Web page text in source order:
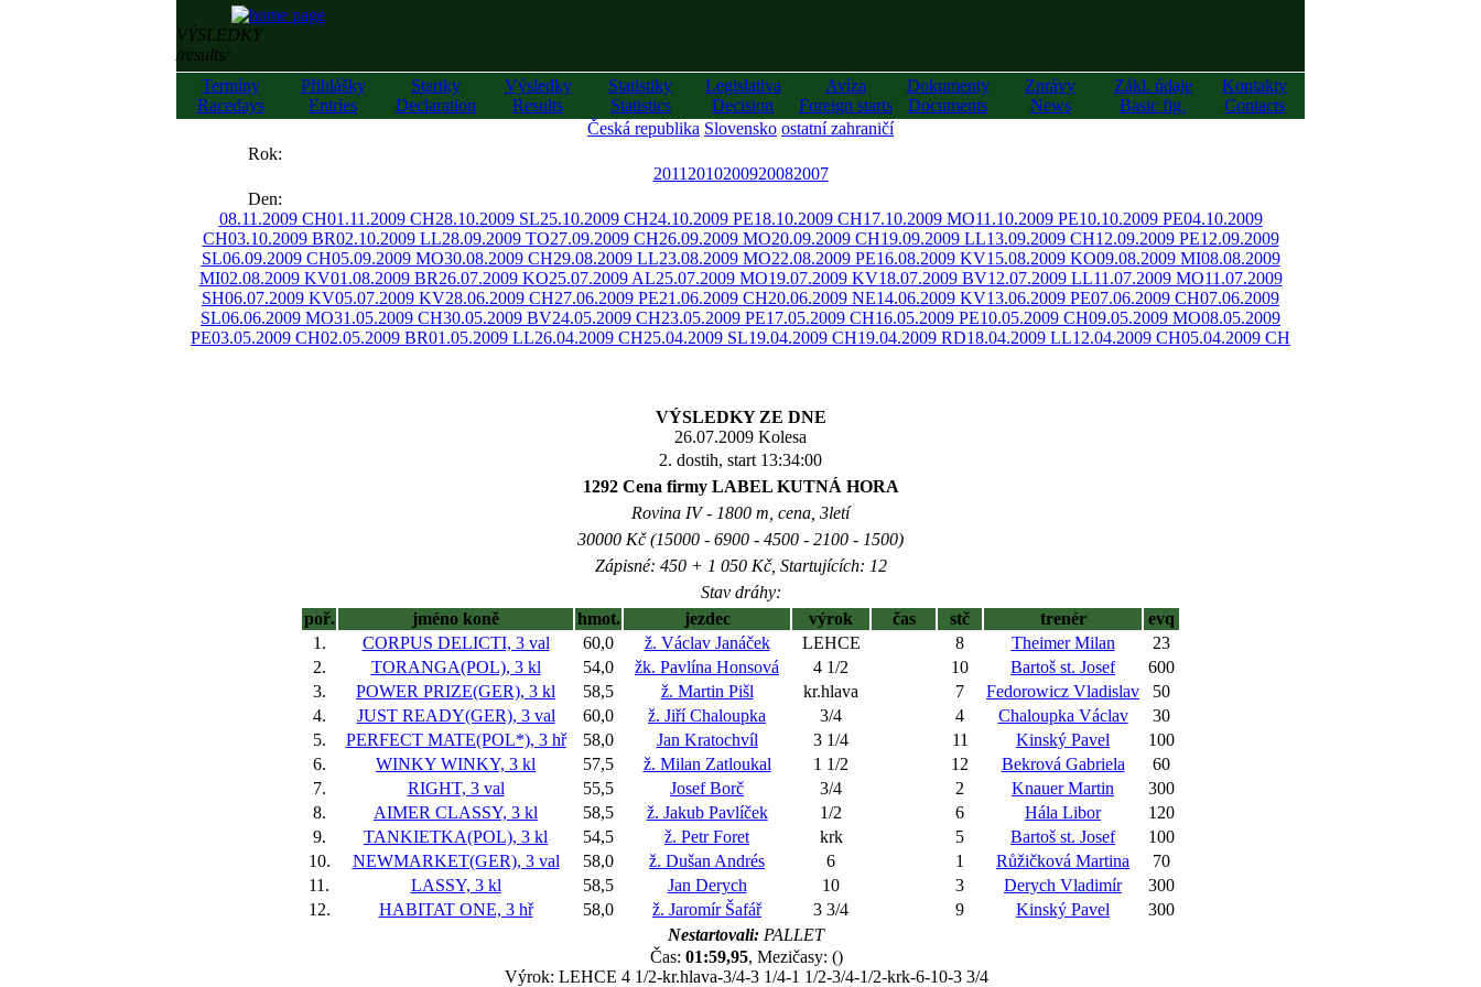
VÝSLEDKY
/results/
Termíny
Racedays
Přihlášky
Entries
Startky
Declaration
Výsledky
Results
Statistiky
Statistics
Legislativa
Decision
Avíza
Foreign starts
Dokumenty
Documents
Zprávy
News
Zákl. údaje
Basic fig.
Kontakty
Contacts
Česká republika Slovensko ostatní zahraničí
Rok:
2011 2010200920082007
Den:
08.11.2009 CH01.11.2009 CH28.10.2009 SL25.10.2009 CH24.10.2009 PE18.10.2009 CH17.10.2009 MO11.10.2009 PE10.10.2009 PE04.10.2009
CH03.10.2009 BR02.10.2009 LL28.09.2009 TO27.09.2009 CH26.09.2009 MO20.09.2009 CH19.09.2009 LL13.09.2009 CH12.09.2009 PE12.09.2009
SL06.09.2009 CH05.09.2009 MO30.08.2009 CH29.08.2009 LL23.08.2009 MO22.08.2009 PE16.08.2009 KV15.08.2009 KO09.08.2009 MI08.08.2009
MI02.08.2009 KV01.08.2009 BR26.07.2009 KO25.07.2009 AL25.07.2009 MO19.07.2009 KV18.07.2009 BV12.07.2009 LL11.07.2009 MO11.07.2009
SH06.07.2009 KV05.07.2009 KV28.06.2009 CH27.06.2009 PE21.06.2009 CH20.06.2009 NE14.06.2009 KV13.06.2009 PE07.06.2009 CH07.06.2009
SL06.06.2009 MO31.05.2009 CH30.05.2009 BV24.05.2009 CH23.05.2009 PE17.05.2009 CH16.05.2009 PE10.05.2009 CH09.05.2009 MO08.05.2009
PE03.05.2009 CH02.05.2009 BR01.05.2009 LL26.04.2009 CH25.04.2009 SL19.04.2009 CH19.04.2009 RD18.04.2009 LL12.04.2009 CH05.04.2009 CH
VÝSLEDKY ZE DNE
26.07.2009 Kolesa
2. dostih, start 13:34:00
1292 Cena firmy LABEL KUTNÁ HORA
Rovina IV - 1800 m, cena, 3letí
30000 Kč (15000 - 6900 - 4500 - 2100 - 1500)
Zápisné: 450 + 1 050 Kč, Startujících: 12
Stav dráhy:
poř.
jméno koně hmot. jezdec výrok čas stč trenér
evq
1.
CORPUS DELICTI, 3 val 60,0 ž. Václav Janáček LEHCE 8 Theimer Milan
23
2.
TORANGA(POL), 3 kl 54,0 žk. Pavlína Honsová 4 1/2 10 Bartoš st. Josef
600
3.
POWER PRIZE(GER), 3 kl 58,5 ž. Martin Pišl kr.hlava 7 Fedorowicz Vladislav
50
4.
JUST READY(GER), 3 val 60,0 ž. Jiří Chaloupka 3/4 4 Chaloupka Václav
30
5.
PERFECT MATE(POL*), 3 hř 58,0 Jan Kratochvíl 3 1/4 11 Kinský Pavel
100
6.
WINKY WINKY, 3 kl 57,5 ž. Milan Zatloukal 1 1/2 12 Bekrová Gabriela
60
7.
RIGHT, 3 val 55,5 Josef Borč 3/4 2 Knauer Martin
300
8.
AIMER CLASSY, 3 kl 58,5 ž. Jakub Pavlíček 1/2 6 Hála Libor
120
9.
TANKIETKA(POL), 3 kl 54,5 ž. Petr Foret krk 5 Bartoš st. Josef
100
10.
NEWMARKET(GER), 3 val 58,0 ž. Dušan Andrés 6 1 Růžičková Martina
70
11.
LASSY, 3 kl 58,5 Jan Derych 10 3 Derych Vladimír
300
12.
HABITAT ONE, 3 hř 58,0 ž. Jaromír Šafář 3 3/4 9 Kinský Pavel
300
Nestartovali: PALLET
Čas: 01:59,95, Mezičasy: ()
Výrok: LEHCE 4 1/2-kr.hlava-3/4-3 1/4-1 1/2-3/4-1/2-krk-6-10-3 3/4